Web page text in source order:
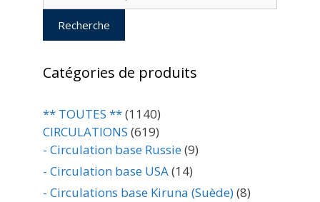
Recherche
Catégories de produits
** TOUTES **(1140)
CIRCULATIONS (619)
- Circulation base Russie(9)
- Circulation base USA(14)
- Circulations base Kiruna (Suède)(8)